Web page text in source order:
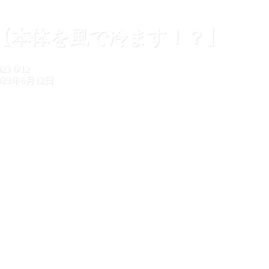
本体を風で冷ます！？】
6/12
年6月12日